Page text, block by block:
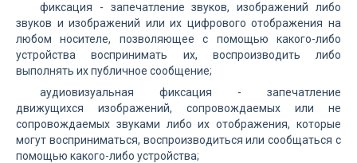
фиксация - запечатление звуков, изображений либо
звуков и изображений или их цифрового отображения на
любом носителе, позволяющее с помощью какого-либо
устройства воспринимать их, воспроизводить либо
выполнять их публичное сообщение;
аудиовизуальная фиксация - запечатление
движущихся изображений, сопровождаемых или не
сопровождаемых звуками либо их отображения, которые
могут восприниматься, воспроизводиться или сообщаться с
помощью какого-либо устройства;